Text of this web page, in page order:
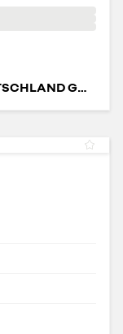
RENAULT RETAIL GROUP DEUTSCHLAND GMBH